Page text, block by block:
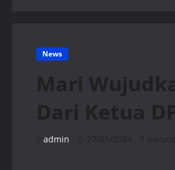
News
Mari
Dari Ketua
admin 27/05/2024 1